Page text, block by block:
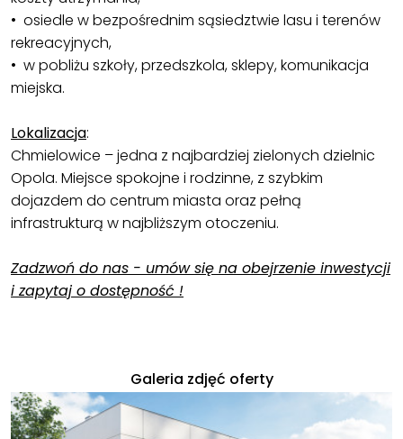
• osiedle w bezpośrednim sąsiedztwie lasu i terenów
rekreacyjnych,
• w pobliżu szkoły, przedszkola, sklepy, komunikacja
miejska.
Lokalizacja:
Chmielowice – jedna z najbardziej zielonych dzielnic
Opola. Miejsce spokojne i rodzinne, z szybkim
dojazdem do centrum miasta oraz pełną
infrastrukturą w najbliższym otoczeniu.
Zadzwoń do nas - umów się na obejrzenie inwestycji
i zapytaj o dostępność !
Galeria zdjęć oferty